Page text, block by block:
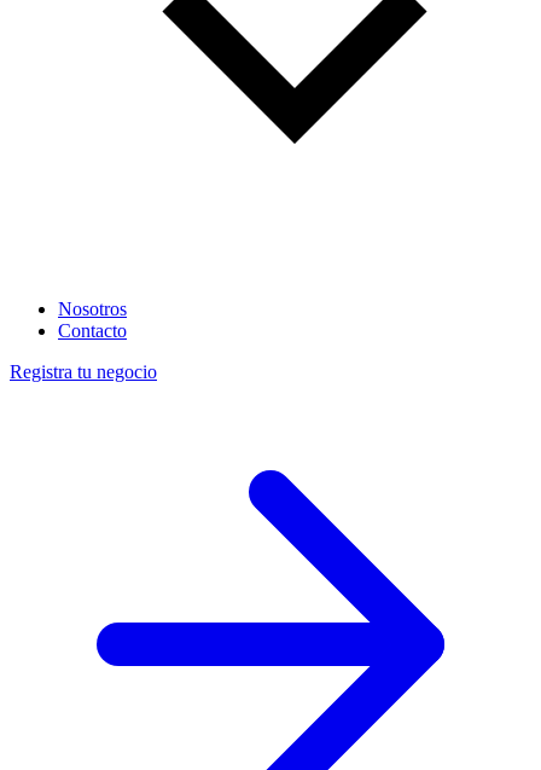
Nosotros
Contacto
Registra tu negocio